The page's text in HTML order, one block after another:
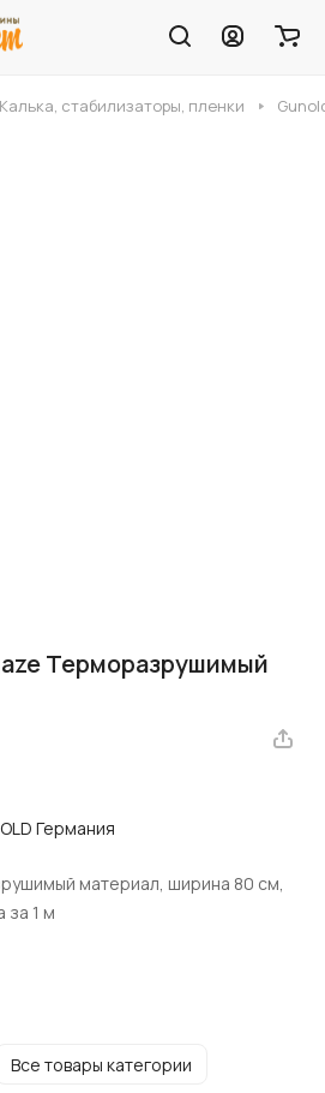
Калька, стабилизаторы, пленки
Терморазрушимый
Германия
материал, ширина 80 см,
за 1 м
Все товары категории